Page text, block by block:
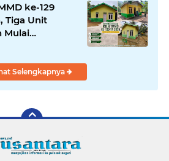
ke-129
Tiga Unit
Mulai
Selengkapnya